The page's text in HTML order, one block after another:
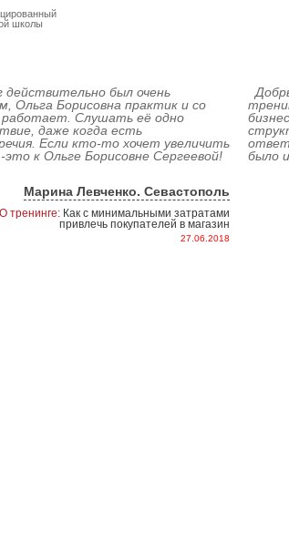
школы
автор двух
крупной
действительно был очень
Ольга Борисовна практик и со
Слушать её одно
даже когда есть
Если кто-то хочет увеличить
это к Ольге Борисовне Сергеевой!
Марина Левченко. Севастополь
О тренинге:Как с минимальными затратами
привлечь покупателей в магазин
27.06.2018
было